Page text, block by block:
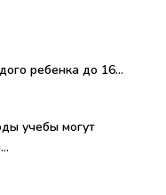
ребенка до 16...
учебы могут